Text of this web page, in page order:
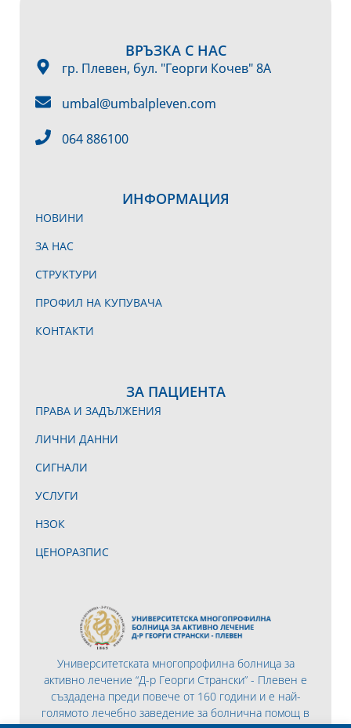
Университетската многопрофилна болница за
активно лечение “Д-р Георги Странски” - Плевен е
създадена преди повече от 160 години и е най-
голямото лечебно заведение за болнична помощ в
ИНФОРМАЦИЯ
НОВИНИ
ЗА НАС
СТРУКТУРИ
ПРОФИЛ НА КУПУВАЧА
КОНТАКТИ
ЗА ПАЦИЕНТА
ПРАВА И ЗАДЪЛЖЕНИЯ
ЛИЧНИ ДАННИ
СИГНАЛИ
УСЛУГИ
НЗОК
ЦЕНОРАЗПИС
ВРЪЗКА С НАС
гр. Плевен, бул. "Георги Кочев" 8А
umbal@umbalpleven.com
064 886100